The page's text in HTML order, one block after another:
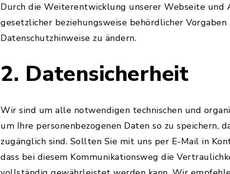
Durch die Weiterentwicklung unserer Webseite
gesetzlicher beziehungsweise behördlicher
Datenschutzhinweise zu ändern.
2. Datensicherheit
Wir sind um alle notwendigen technischen und
um Ihre personenbezogenen Daten so zu speichern,
zugänglich sind. Sollten Sie mit uns per E-Mail in
dass bei diesem Kommunikationsweg die